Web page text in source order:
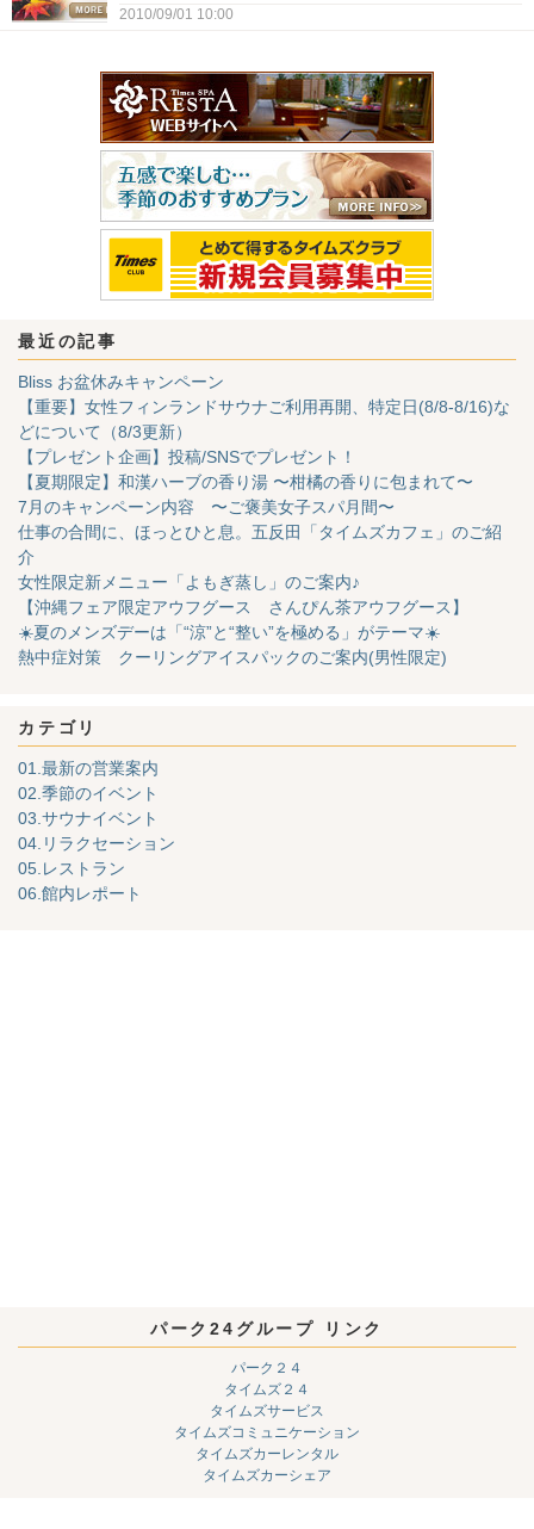
2010/09/01 10:00
最近の記事
Bliss お盆休みキャンペーン
【重要】女性フィンランドサウナご利用再開、特定日(8/8-8/16)な
どについて（8/3更新）
【プレゼント企画】投稿/SNSでプレゼント！
【夏期限定】和漢ハーブの香り湯 〜柑橘の香りに包まれて〜
7月のキャンペーン内容 〜ご褒美女子スパ月間〜
仕事の合間に、ほっとひと息。五反田「タイムズカフェ」のご紹
介
女性限定新メニュー「よもぎ蒸し」のご案内♪
【沖縄フェア限定アウフグース さんぴん茶アウフグース】
☀️夏のメンズデーは「“涼”と“整い”を極める」がテーマ☀️
熱中症対策 クーリングアイスパックのご案内(男性限定)
カテゴリ
01.最新の営業案内
02.季節のイベント
03.サウナイベント
04.リラクセーション
05.レストラン
06.館内レポート
パーク24グループ リンク
パーク２４
タイムズ２４
タイムズサービス
タイムズコミュニケーション
タイムズカーレンタル
タイムズカーシェア